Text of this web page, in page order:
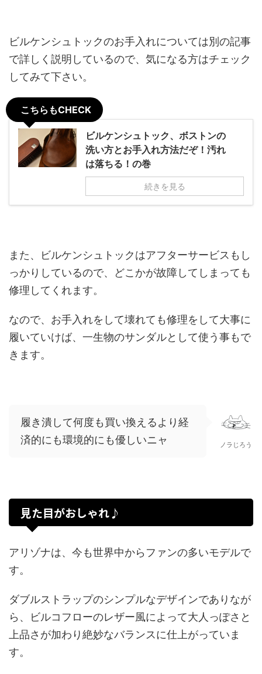
ビルケンシュトックのお手入れについては別の記事
で詳しく説明しているので、気になる方はチェック
してみて下さい。
こちらもCHECK
ビルケンシュトック、ボストンの
洗い方とお手入れ方法だぞ！汚れ
は落ちる！の巻
続きを見る
また、ビルケンシュトックはアフターサービスもし
っかりしているので、どこかが故障してしまっても
修理してくれます。
なので、お手入れをして壊れても修理をして大事に
履いていけば、一生物のサンダルとして使う事もで
きます。
履き潰して何度も買い換えるより経
済的にも環境的にも優しいニャ
ノラじろう
見た目がおしゃれ♪
アリゾナは、今も世界中からファンの多いモデルで
す。
ダブルストラップのシンプルなデザインでありなが
ら、ビルコフローのレザー風によって大人っぽさと
上品さが加わり絶妙なバランスに仕上がっていま
す。